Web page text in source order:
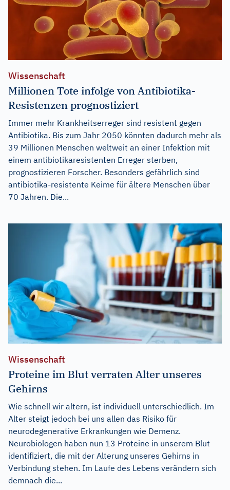
Wissenschaft
Millionen Tote infolge von Antibiotika-
Resistenzen prognostiziert
Immer mehr Krankheitserreger sind resistent gegen
Antibiotika. Bis zum Jahr 2050 könnten dadurch mehr als
39 Millionen Menschen weltweit an einer Infektion mit
einem antibiotikaresistenten Erreger sterben,
prognostizieren Forscher. Besonders gefährlich sind
antibiotika-resistente Keime für ältere Menschen über
70 Jahren. Die...
Wissenschaft
Proteine im Blut verraten Alter unseres
Gehirns
Wie schnell wir altern, ist individuell unterschiedlich. Im
Alter steigt jedoch bei uns allen das Risiko für
neurodegenerative Erkrankungen wie Demenz.
Neurobiologen haben nun 13 Proteine in unserem Blut
identifiziert, die mit der Alterung unseres Gehirns in
Verbindung stehen. Im Laufe des Lebens verändern sich
demnach die...